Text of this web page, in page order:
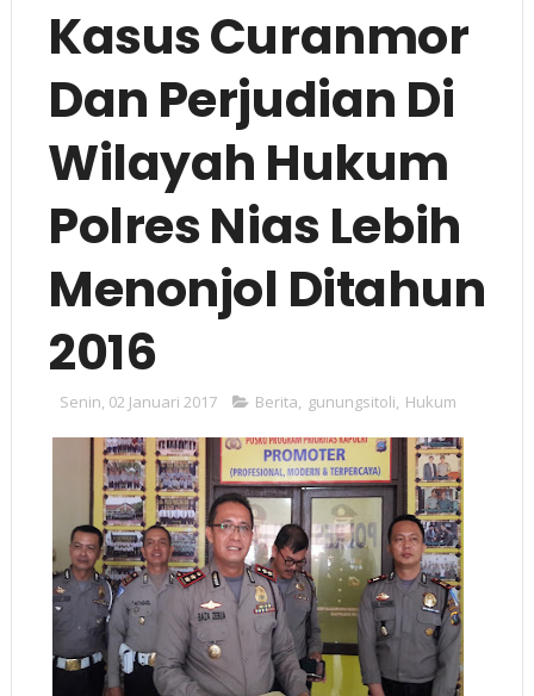
Kasus Curanmor
Dan Perjudian Di
Wilayah Hukum
Polres Nias Lebih
Menonjol Ditahun
2016
Senin, 02 Januari 2017 Berita, gunungsitoli, Hukum